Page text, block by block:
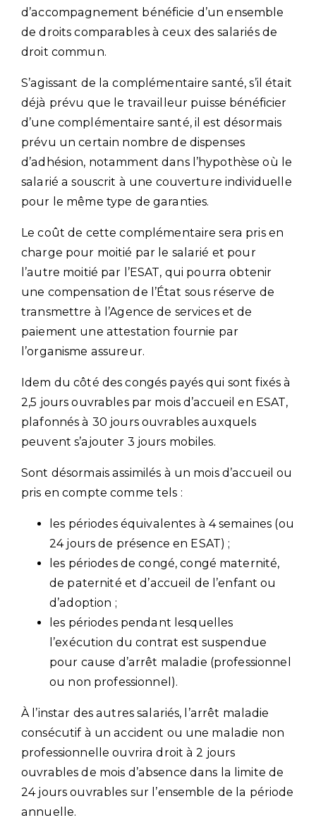
d’accompagnement bénéficie d’un ensemble
de droits comparables à ceux des salariés de
droit commun.
S’agissant de la complémentaire santé, s’il était
déjà prévu que le travailleur puisse bénéficier
d’une complémentaire santé, il est désormais
prévu un certain nombre de dispenses
d’adhésion, notamment dans l’hypothèse où le
salarié a souscrit à une couverture individuelle
pour le même type de garanties.
Le coût de cette complémentaire sera pris en
charge pour moitié par le salarié et pour
l’autre moitié par l’ESAT, qui pourra obtenir
une compensation de l’État sous réserve de
transmettre à l’Agence de services et de
paiement une attestation fournie par
l’organisme assureur.
Idem du côté des congés payés qui sont fixés à
2,5 jours ouvrables par mois d’accueil en ESAT,
plafonnés à 30 jours ouvrables auxquels
peuvent s’ajouter 3 jours mobiles.
Sont désormais assimilés à un mois d’accueil ou
pris en compte comme tels :
les périodes équivalentes à 4 semaines (ou
24 jours de présence en ESAT) ;
les périodes de congé, congé maternité,
de paternité et d’accueil de l’enfant ou
d’adoption ;
les périodes pendant lesquelles
l’exécution du contrat est suspendue
pour cause d’arrêt maladie (professionnel
ou non professionnel).
À l’instar des autres salariés, l’arrêt maladie
consécutif à un accident ou une maladie non
professionnelle ouvrira droit à 2 jours
ouvrables de mois d’absence dans la limite de
24 jours ouvrables sur l’ensemble de la période
annuelle.